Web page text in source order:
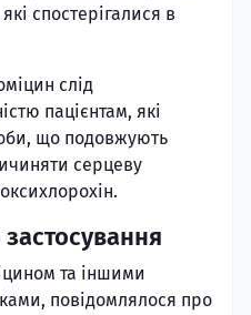
спостерігалися в
слід
пацієнтам, які
що подовжують
серцеву
та іншими
повідомлялося про